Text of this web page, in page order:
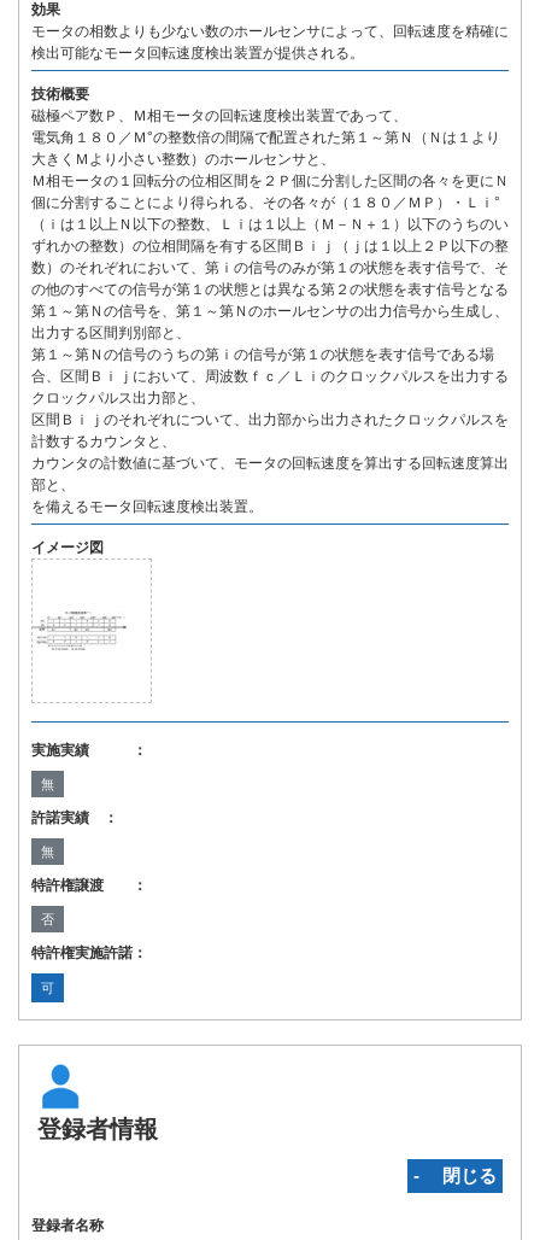
効果
モータの相数よりも少ない数のホールセンサによって、回転速度を精確に
検出可能なモータ回転速度検出装置が提供される。
技術概要
磁極ペア数Ｐ、Ｍ相モータの回転速度検出装置であって、
電気角１８０／Ｍ°の整数倍の間隔で配置された第１～第Ｎ（Ｎは１より
大きくＭより小さい整数）のホールセンサと、
Ｍ相モータの１回転分の位相区間を２Ｐ個に分割した区間の各々を更にＮ
個に分割することにより得られる、その各々が（１８０／ＭＰ）・Ｌｉ°
（ｉは１以上Ｎ以下の整数、Ｌｉは１以上（Ｍ－Ｎ＋１）以下のうちのい
ずれかの整数）の位相間隔を有する区間Ｂｉｊ（ｊは１以上２Ｐ以下の整
数）のそれぞれにおいて、第ｉの信号のみが第１の状態を表す信号で、そ
の他のすべての信号が第１の状態とは異なる第２の状態を表す信号となる
第１～第Ｎの信号を、第１～第Ｎのホールセンサの出力信号から生成し、
出力する区間判別部と、
第１～第Ｎの信号のうちの第ｉの信号が第１の状態を表す信号である場
合、区間Ｂｉｊにおいて、周波数ｆｃ／Ｌｉのクロックパルスを出力する
クロックパルス出力部と、
区間Ｂｉｊのそれぞれについて、出力部から出力されたクロックパルスを
計数するカウンタと、
カウンタの計数値に基づいて、モータの回転速度を算出する回転速度算出
部と、
を備えるモータ回転速度検出装置。
イメージ図
実施実績 ：
無
許諾実績 ：
無
特許権譲渡 ：
否
特許権実施許諾：
可
登録者情報
‐ 閉じる
登録者名称